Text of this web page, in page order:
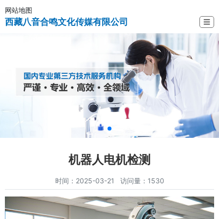
网站地图
西藏八音合鸣文化传媒有限公司 ☰
机器人电机检测
时间：2025-03-21 访问量：1530